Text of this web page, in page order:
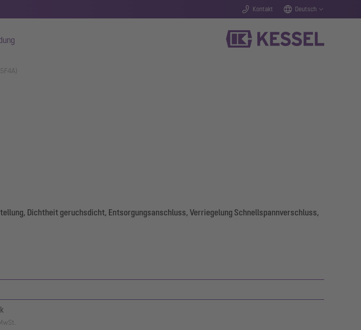
Kontakt Deutsch
Dichtheit geruchsdicht, Entsorgungsanschluss, Verriegelung Schnellspannverschluss,